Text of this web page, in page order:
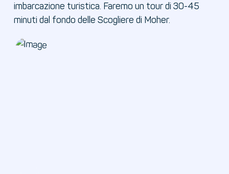
imbarcazione turistica. Faremo un tour di 30-45
minuti dal fondo delle Scogliere di Moher.